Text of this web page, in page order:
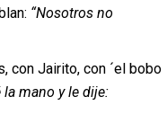
“Nosotros no
con Jairito, con ´el bobo
la mano y le dije: